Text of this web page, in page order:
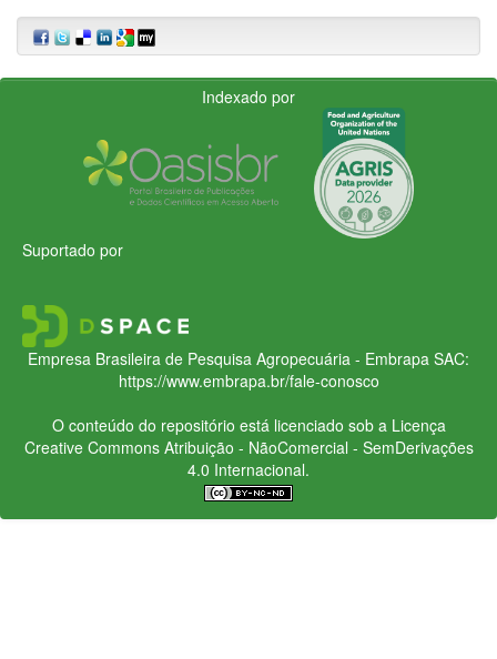
Indexado por
Suportado por
Empresa Brasileira de Pesquisa Agropecuária - Embrapa SAC:
https://www.embrapa.br/fale-conosco
O conteúdo do repositório está licenciado sob a Licença
Creative CommonsAtribuição - NãoComercial - SemDerivações
4.0 Internacional.